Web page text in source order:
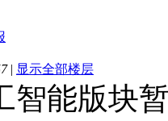
| 显示全部楼层
智能版块